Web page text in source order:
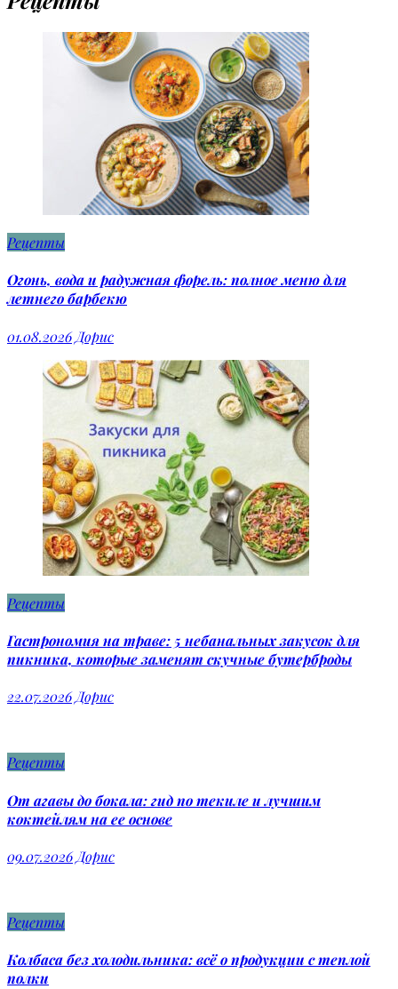
Рецепты
Огонь, вода и радужная форель: полное меню для
летнего барбекю
01.08.2026 Дорис
Рецепты
Гастрономия на траве: 5 небанальных закусок для
пикника, которые заменят скучные бутерброды
22.07.2026Дорис
Рецепты
От агавы до бокала: гид по текиле и лучшим
коктейлям на ее основе
09.07.2026 Дорис
Рецепты
Колбаса без холодильника: всё о продукции с теплой
полки